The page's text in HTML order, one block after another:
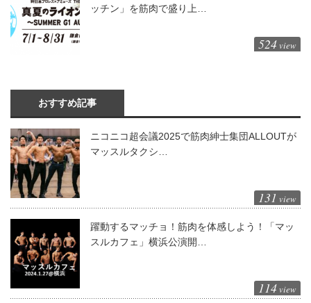
ッチン」を筋肉で盛り上…
524 view
おすすめ記事
ニコニコ超会議2025で筋肉紳士集団ALLOUTが
マッスルタクシ…
131 view
躍動するマッチョ！筋肉を体感しよう！「マッ
スルカフェ」横浜公演開…
114 view